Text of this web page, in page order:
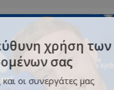
χρήση των
σας
και οι συνεργάτες μας